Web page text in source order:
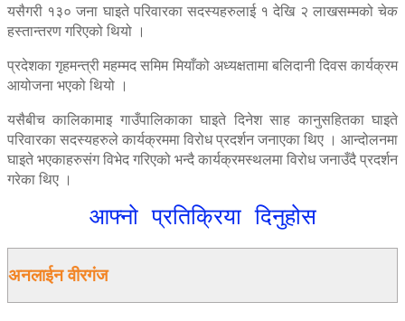
यसैगरी १३० जना घाइते परिवारका सदस्यहरुलाई १ देखि २ लाखसम्मको चेक
हस्तान्तरण गरिएको थियो ।
प्रदेशका गृहमन्त्री महम्मद समिम मियाँको अध्यक्षतामा बलिदानी दिवस कार्यक्रम
आयोजना भएको थियो ।
यसैबीच कालिकामाइ गाउँपालिकाका घाइते दिनेश साह कानुसहितका घाइते
परिवारका सदस्यहरुले कार्यक्रममा विरोध प्रदर्शन जनाएका थिए । आन्दोलनमा
घाइते भएकाहरुसंग विभेद गरिएको भन्दै कार्यक्रमस्थलमा विरोध जनाउँदै प्रदर्शन
गरेका थिए ।
आफ्नो प्रतिक्रिया दिनुहोस
अनलाईन वीरगंज